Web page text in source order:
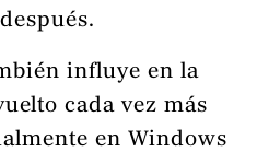
influye en la
cada vez más
en Windows